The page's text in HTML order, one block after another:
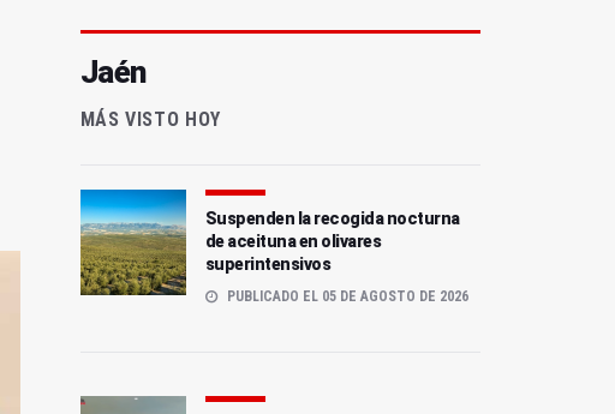
Jaén
MÁS VISTO HOY
Suspenden la recogida nocturna
de aceituna en olivares
superintensivos
PUBLICADO EL 05 DE AGOSTO DE 2026